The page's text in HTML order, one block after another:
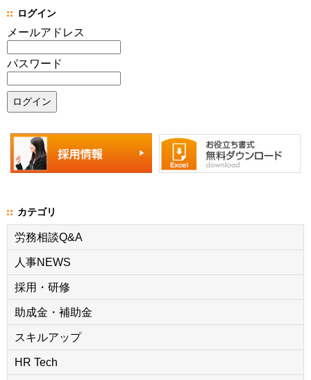
ログイン
メールアドレス
パスワード
カテゴリ
労務相談Q&A
人事NEWS
採用・研修
助成金・補助金
スキルアップ
HR Tech